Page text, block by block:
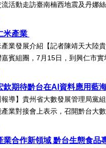
流活動走訪臺南楠西地震及丹娜
米產業
業發展介紹【記者陳靖天大陸
賓組團，7月15日，到興仁市
欽期待黔台在AI資料應用藍
報導】貴州省大數發展管理局
業對接會上表示，召開黔台大
業合作新領域 黔台生態食品